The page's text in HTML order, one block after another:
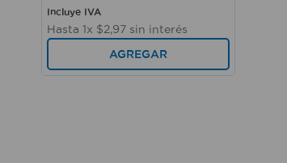
Incluye IVA
Hasta 1x $2,97 sin interés
AGREGAR